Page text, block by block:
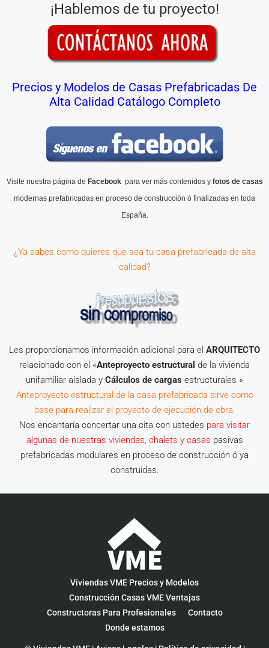
¡Hablemos de tu proyecto!
Precios y Modelos de Casas Prefabricadas De
Alta Calidad Catálogo Completo
Visite nuestra página de Facebook para ver más contenidos y fotos de casas
modernas prefabricadas en proceso de construcción ó finalizadas en toda
España.
¿Ya sabes como quieres que sea tu casa prefabricada de alta
calidad?
Les proporcionamos información adicional para el ARQUITECTO
relacionado con el «Anteproyecto estructural de la vivienda
unifamiliar aislada y Cálculos de cargas estructurales »
Anteproyecto estructural de la casa prefabricada sirve como
base para realizar el proyecto de ejecución de obra.
Nos encantaría concertar una cita con ustedes para visitar
algunas de nuestras viviendas, chalets y casas pasivas
prefabricadas modulares en proceso de construcción ó ya
construidas.
Viviendas VME Precios y Modelos
Construcción Casas VME Ventajas
Constructoras Para Profesionales
Contacto
Donde estamos